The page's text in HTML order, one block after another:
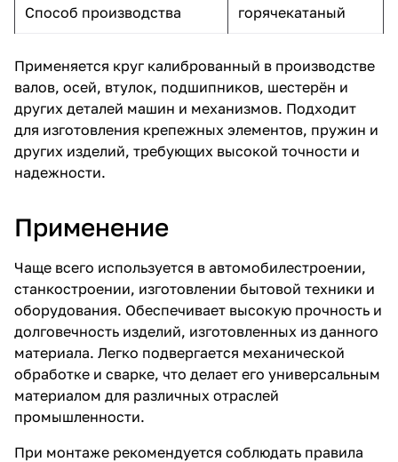
Способ производства горячекатаный
Применяется круг калиброванный в производстве
валов, осей, втулок, подшипников, шестерён и
других деталей машин и механизмов. Подходит
для изготовления крепежных элементов, пружин и
других изделий, требующих высокой точности и
надежности.
Применение
Чаще всего используется в автомобилестроении,
станкостроении, изготовлении бытовой техники и
оборудования. Обеспечивает высокую прочность и
долговечность изделий, изготовленных из данного
материала. Легко подвергается механической
обработке и сварке, что делает его универсальным
материалом для различных отраслей
промышленности.
При монтаже рекомендуется соблюдать правила